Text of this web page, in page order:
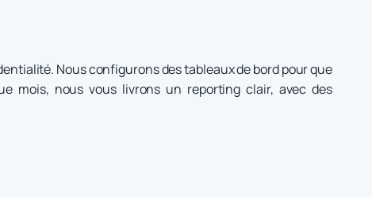
Nous configurons des tableaux de bord pour que
mois, nous vous livrons un reporting clair, avec des